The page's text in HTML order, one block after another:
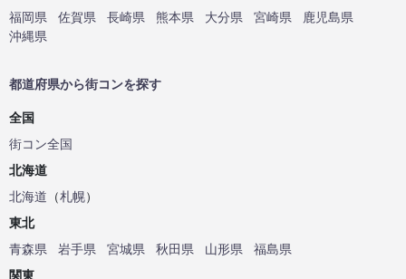
福岡県
佐賀県 長崎県 熊本県 大分県 宮崎県
鹿児島県
沖縄県
都道府県から街コンを探す
全国
街コン全国
北海道
北海道 （札幌）
東北
青森県
岩手県 宮城県 秋田県 山形県
福島県
関東